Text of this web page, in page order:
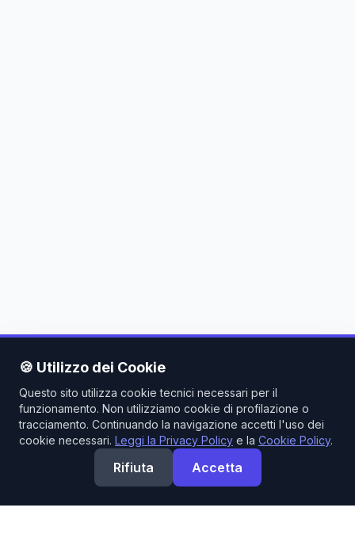
🍪 Utilizzo dei Cookie
Questo sito utilizza cookie tecnici necessari per il
funzionamento. Non utilizziamo cookie di profilazione o
tracciamento. Continuando la navigazione accetti l'uso dei
cookie necessari. Leggi la Privacy Policy e la Cookie Policy.
Rifiuta Accetta